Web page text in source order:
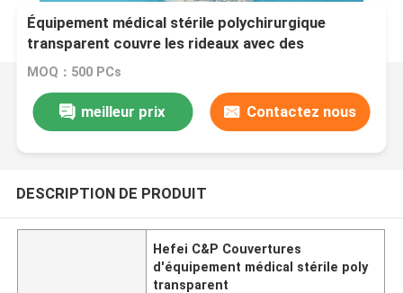
Équipement médical stérile polychirurgique
transparent couvre les rideaux avec des
ouvertures élastiques
MOQ：500 PCs
meilleur prix Contactez nous
DESCRIPTION DE PRODUIT
Hefei C&P Couvertures
d'équipement médical stérile poly
transparent